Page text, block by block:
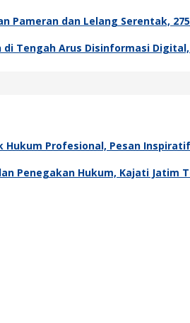
Pameran dan Lelang Serentak,
di Tengah Arus Disinformasi
Hukum Profesional, Pesan
Penegakan Hukum, Kajati Jatim